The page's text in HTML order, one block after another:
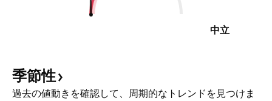
中立
季節性
過去の値動きを確認して、周期的なトレンドを見つけま